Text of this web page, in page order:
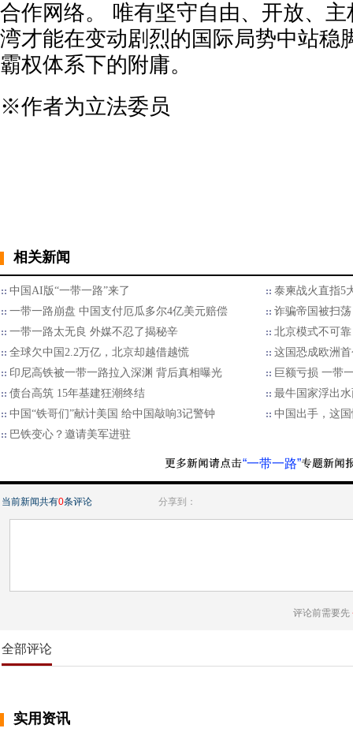
合作网络。 唯有坚守自由、开放、
湾才能在变动剧烈的国际局势中站稳
霸权体系下的附庸。
※作者为立法委员
相关新闻
中国AI版“一带一路”来了
泰柬战火直指5
一带一路崩盘 中国支付厄瓜多尔4亿美元赔偿
诈骗帝国被扫
一带一路太无良 外媒不忍了揭秘辛
北京模式不可
全球欠中国2.2万亿，北京却越借越慌
这国恐成欧洲
印尼高铁被一带一路拉入深渊 背后真相曝光
巨额亏损 一带
债台高筑 15年基建狂潮终结
最牛国家浮出
中国“铁哥们”献计美国 给中国敲响3记警钟
中国出手，这
巴铁变心？邀请美军进驻
“一带一路”
当前新闻共有0条评论 分享到：
评论前需要先
全部评论
实用资讯